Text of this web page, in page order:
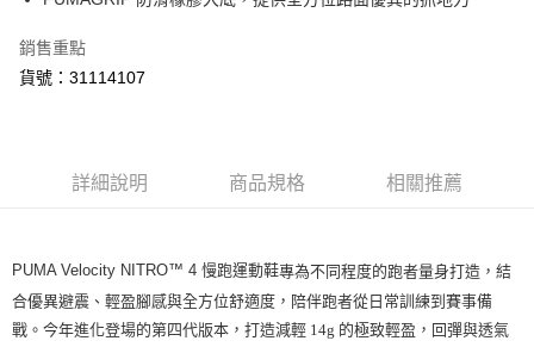
運送方式
宅配(離島恕不配送)
每筆NT$150，滿NT$1,800(含以上)免運費
銷售重點
貨號：31114107
詳細說明 商品規格 相關推薦
PUMA Velocity NITRO™ 4 慢跑運動鞋專為不同程度的跑者量身打造，結
合優異避震、輕盈腳感與全方位舒適度，陪伴跑者從日常訓練到賽事備
戰。今年進化登場的第四代版本，打造減輕 14g 的極致輕盈，回彈與透氣